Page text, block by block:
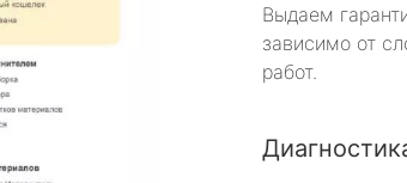
Выдаем
зависимо от
работ.